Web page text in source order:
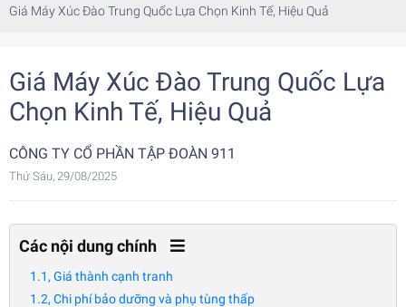
Giá Máy Xúc Đào Trung Quốc Lựa Chọn Kinh Tế, Hiệu Quả
Giá Máy Xúc Đào Trung Quốc Lựa
Chọn Kinh Tế, Hiệu Quả
CÔNG TY CỔ PHẦN TẬP ĐOÀN 911
Thứ Sáu, 29/08/2025
Các nội dung chính
1.1, Giá thành cạnh tranh
1.2, Chi phí bảo dưỡng và phụ tùng thấp